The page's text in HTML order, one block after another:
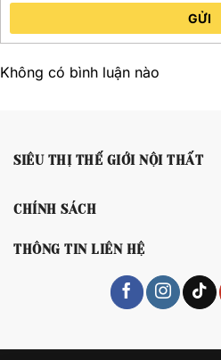
GỬI
Không có bình luận nào
SIÊU THỊ THẾ GIỚI NỘI THẤT
CHÍNH SÁCH
THÔNG TIN LIÊN HỆ